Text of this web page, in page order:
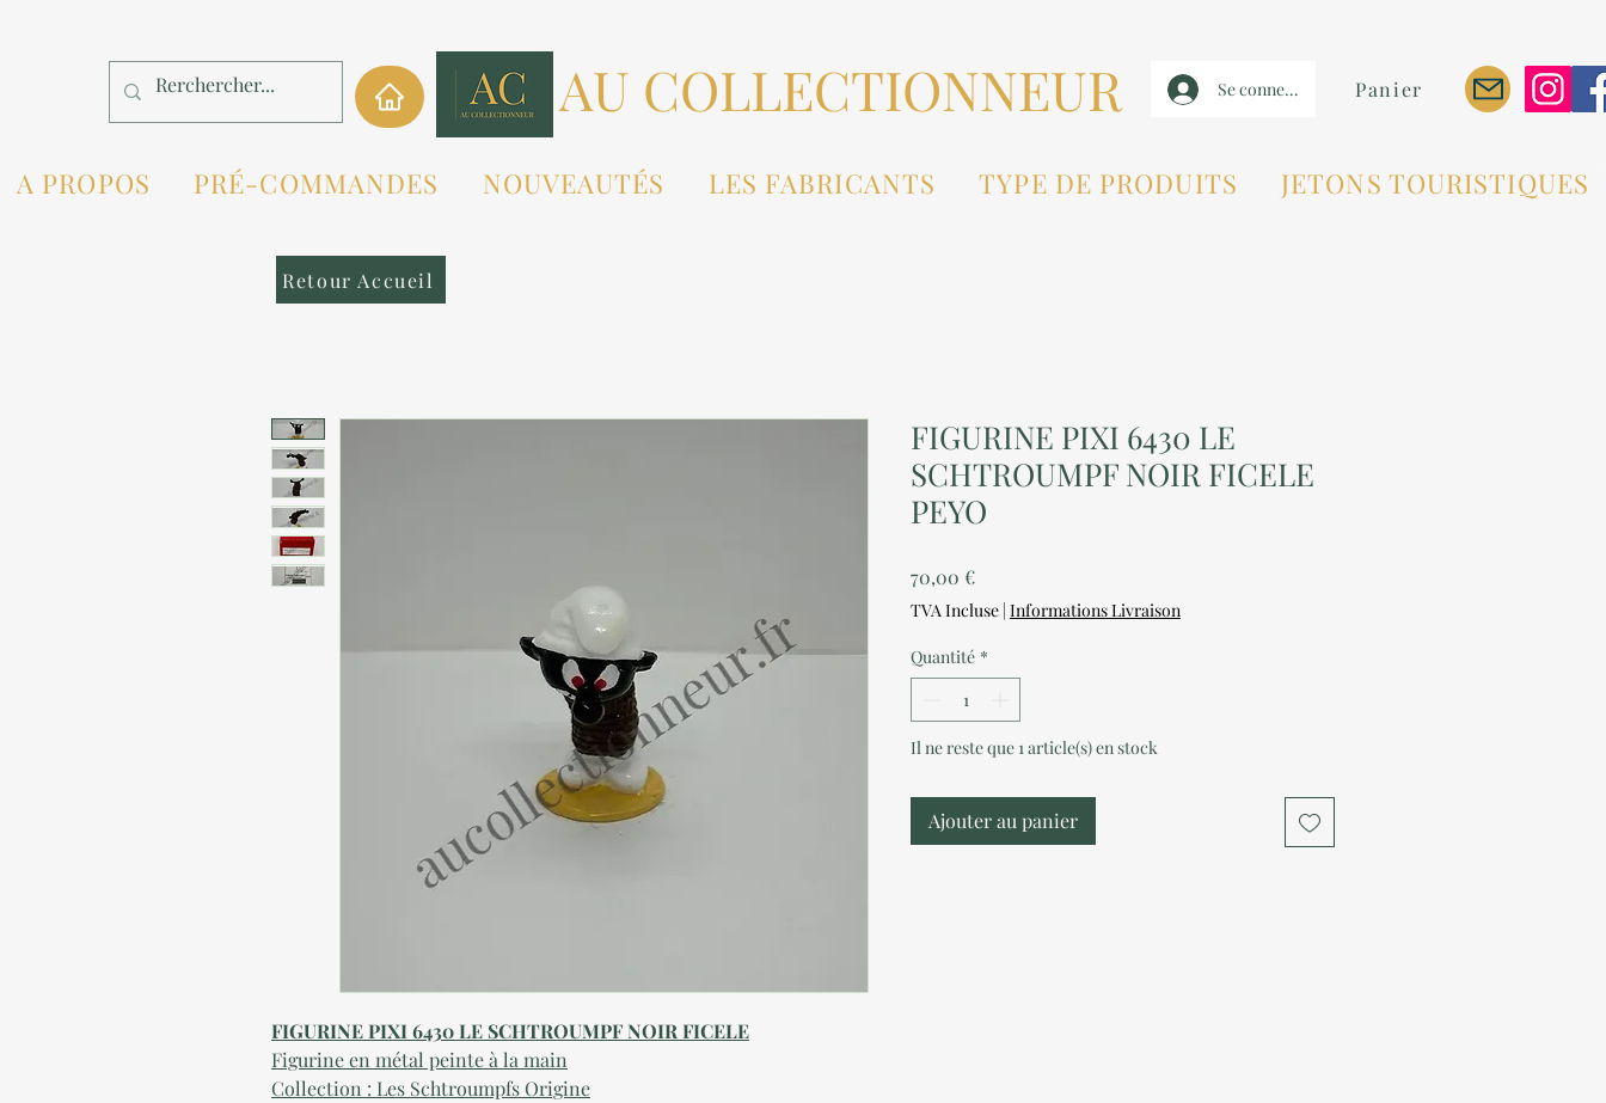
AU COLLECTIONNEUR Se connecter Panier
A PROPOS PRÉ-COMMANDES NOUVEAUTÉS LES FABRICANTS TYPE DE PRODUITS JETONS TOURISTIQUES
FIGURINEPIXI 6430 LE SCHTROUMPF NOIR FICELE
Figurine en métal peinte à la main
Collection : Les Schtroumpfs Origine
FIGURINE PIXI 6430 LE
SCHTROUMPF NOIR FICELE
PEYO
70,00 €Prix
TVA Incluse | Informations Livraison
Quantité *
Il ne reste que 1 article(s) en stock
Ajouter au panier
Retour Accueil